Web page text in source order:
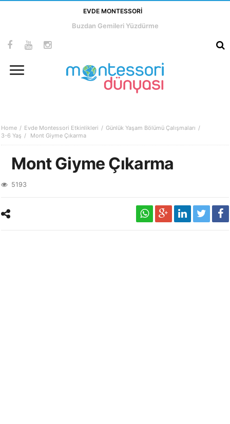
EVDE MONTESSORI
Buzdan Gemileri Yüzdürme
Home Evde Montessori Etkinlikleri
Günlük Yaşam Bölümü Çalışmaları
3-6 Yaş
Mont Giyme Çıkarma
Mont Giyme Çıkarma
5193